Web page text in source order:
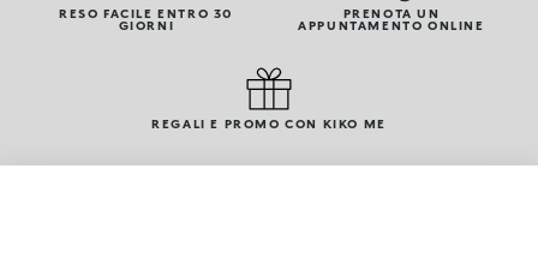
RESO FACILE ENTRO 30
GIORNI
PRENOTA UN
APPUNTAMENTO ONLINE
REGALI E PROMO CON KIKO ME